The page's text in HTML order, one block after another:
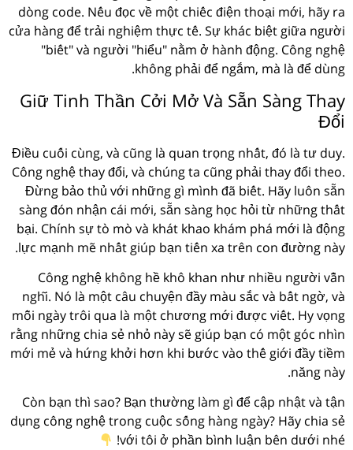
dòng code. Nếu đọc về một chiếc điện thoại mới, hãy ra
cửa hàng để trải nghiệm thực tế. Sự khác biệt giữa người
"biết" và người "hiểu" nằm ở hành động. Công nghệ
không phải để ngắm, mà là để dùng.
Giữ Tinh Thần Cởi Mở Và Sẵn Sàng Thay
Đổi
Điều cuối cùng, và cũng là quan trọng nhất, đó là tư duy.
Công nghệ thay đổi, và chúng ta cũng phải thay đổi theo.
Đừng bảo thủ với những gì mình đã biết. Hãy luôn sẵn
sàng đón nhận cái mới, sẵn sàng học hỏi từ những thất
bại. Chính sự tò mò và khát khao khám phá mới là động
lực mạnh mẽ nhất giúp bạn tiến xa trên con đường này.
Công nghệ không hề khô khan như nhiều người vẫn
nghĩ. Nó là một câu chuyện đầy màu sắc và bất ngờ, và
mỗi ngày trôi qua là một chương mới được viết. Hy vọng
rằng những chia sẻ nhỏ này sẽ giúp bạn có một góc nhìn
mới mẻ và hứng khởi hơn khi bước vào thế giới đầy tiềm
năng này.
Còn bạn thì sao? Bạn thường làm gì để cập nhật và tận
dụng công nghệ trong cuộc sống hàng ngày? Hãy chia sẻ
với tôi ở phần bình luận bên dưới nhé!